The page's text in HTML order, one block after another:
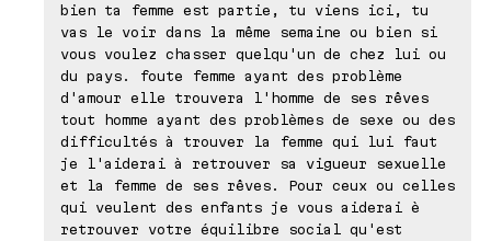
bien ta femme est partie, tu viens ici, tu
vas le voir dans la même semaine ou bien si
vous voulez chasser quelqu'un de chez lui ou
du pays. foute femme ayant des problème
d'amour elle trouvera l'homme de ses rêves
tout homme ayant des problèmes de sexe ou des
difficultés à trouver la femme qui lui faut
je l'aiderai à retrouver sa vigueur sexuelle
et la femme de ses rêves. Pour ceux ou celles
qui veulent des enfants je vous aiderai è
retrouver votre équilibre social qu'est